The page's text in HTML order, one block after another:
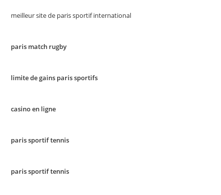
meilleur site de paris sportif international
paris match rugby
limite de gains paris sportifs
casino en ligne
paris sportif tennis
paris sportif tennis